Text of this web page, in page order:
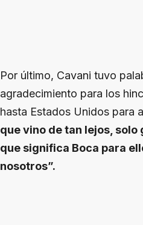
Por último, Cavani tuvo
agradecimiento para los
hasta Estados Unidos para
que vino de tan lejos, solo
que significa Boca para
nosotros”.